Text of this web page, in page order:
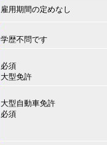
雇用期間の定めなし
学歴不問です
必須
大型免許
大型自動車免許
必須